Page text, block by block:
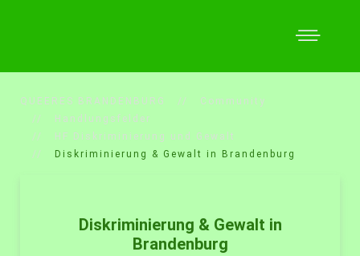
QUEERES BRANDENBURG
Community
Handlungsfelder
HF Diskriminierung und Gewalt
Diskriminierung & Gewalt in Brandenburg
Diskriminierung & Gewalt in
Brandenburg